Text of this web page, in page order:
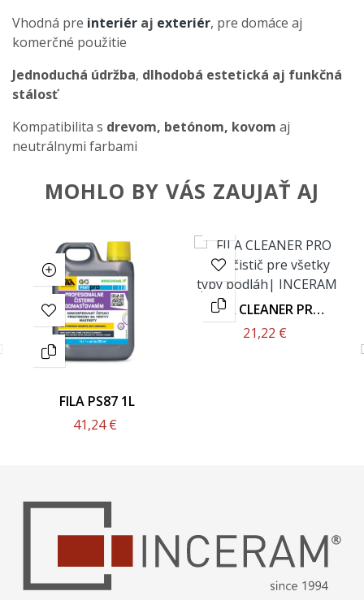
Vhodná pre interiér aj exteriér, pre domáce aj
komerčné použitie
Jednoduchá údržba, dlhodobá estetická aj funkčná
stálosť
Kompatibilita s drevom, betónom, kovom aj
neutrálnymi farbami
MOHLO BY VÁS ZAUJAŤ AJ
FILA PS87 1L
41,24 €
FILA CLEANER PRO
1L
21,22 €